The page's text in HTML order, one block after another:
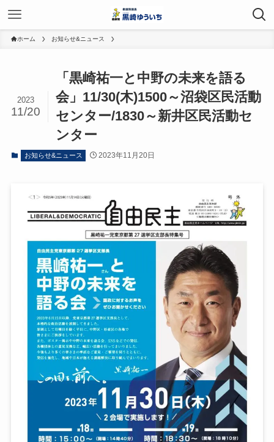
ホーム お知らせ&ニュース
「黒崎祐一と中野の未来を語る
会」11/30(木)1500～沼袋区民活動
センター/1830～新井区民活動セ
ンター
2023
11/20
お知らせ&ニュース 2023年11月20日